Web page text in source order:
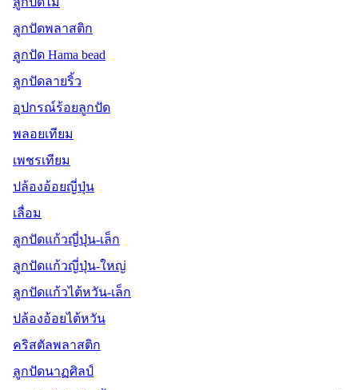
ลูกปัดพลาสติก
ลูกปัด Hama bead
ลูกปัดลายริ้ว
อุปกรณ์ร้อยลูกปัด
พลอยเทียม
เพชรเทียม
ปล้องอ้อยญี่ปุ่น
เลื่อม
ลูกปัดแก้วญี่ปุ่น-เล็ก
ลูกปัดแก้วญี่ปุ่น-ใหญ่
ลูกปัดแก้วไต้หวัน-เล็ก
ปล้องอ้อยไต้หวัน
คริสตัลพลาสติก
ลูกปัดนาฏศิลป์